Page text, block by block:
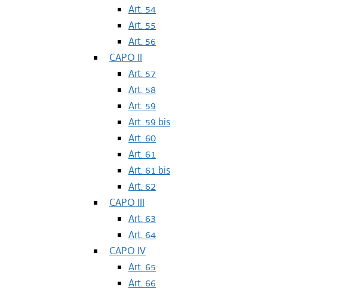
Art. 54
Art. 55
Art. 56
CAPO II
Art. 57
Art. 58
Art. 59
Art. 59 bis
Art. 60
Art. 61
Art. 61 bis
Art. 62
CAPO III
Art. 63
Art. 64
CAPO IV
Art. 65
Art. 66